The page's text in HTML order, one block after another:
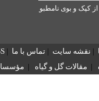
کپک و بوی نامطبوع
| نقشه سایت | تماس با ما |
| مقالات گل و گیاه |